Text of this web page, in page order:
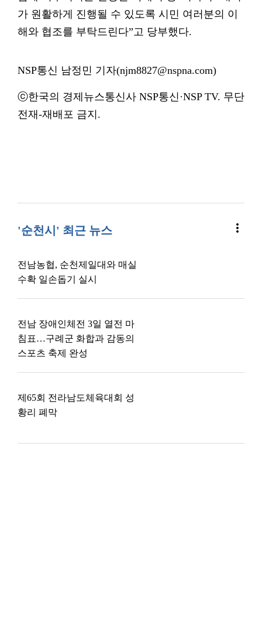
가 원활하게 진행될 수 있도록 시민 여러분의 이
해와 협조를 부탁드린다”고 당부했다.
NSP통신 남정민 기자(njm8827@nspna.com)
ⓒ한국의 경제뉴스통신사 NSP통신·NSP TV. 무단
전재-재배포 금지.
'순천시' 최근 뉴스 more_vert
전남농협, 순천제일대와 매실
수확 일손돕기 실시
전남 장애인체전 3일 열전 마
침표…구례군 화합과 감동의
스포츠 축제 완성
제65회 전라남도체육대회 성
황리 폐막